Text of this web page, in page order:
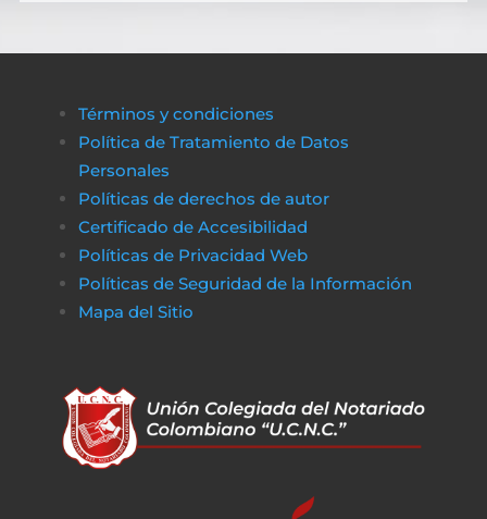
Términos y condiciones
Política de Tratamiento de Datos
Personales
Políticas de derechos de autor
Certificado de Accesibilidad
Políticas de Privacidad Web
Políticas de Seguridad de la Información
Mapa del Sitio